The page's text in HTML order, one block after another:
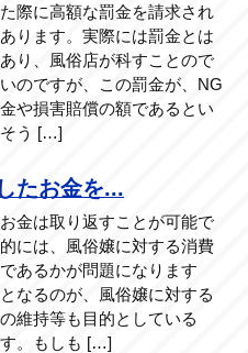
際に高額な罰金を請求され
ります。実際には罰金とは
り、風俗店が科すことので
のですが、この罰金が、NG
や損害賠償の額であるとい
そう […]
たお金を...
金は取り返すことが可能で
には、風俗嬢に対する消費
あるかが問題になります
なるのが、風俗嬢に対する
維持等も目的としている
。もしも […]